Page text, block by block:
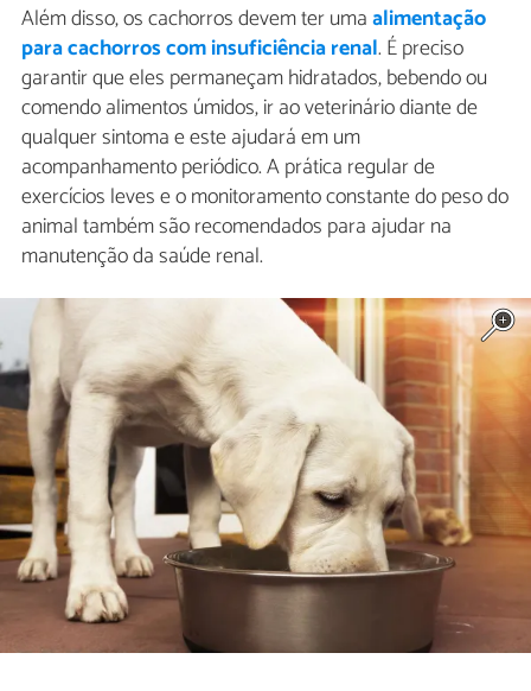
Além disso, os cachorros devem ter umaalimentação
para cachorros com insuficiência renal. É preciso
garantir que eles permaneçam hidratados, bebendo ou
comendo alimentos úmidos, ir ao veterinário diante de
qualquer sintoma e este ajudará em um
acompanhamento periódico. A prática regular de
exercícios leves e o monitoramento constante do peso do
animal também são recomendados para ajudar na
manutenção da saúde renal.